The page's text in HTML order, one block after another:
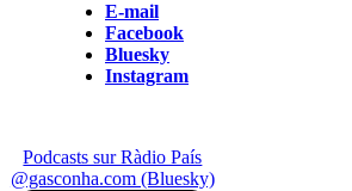
E-mail
Facebook
Bluesky
Instagram
Podcasts sur Ràdio País
@gasconha.com (Bluesky)